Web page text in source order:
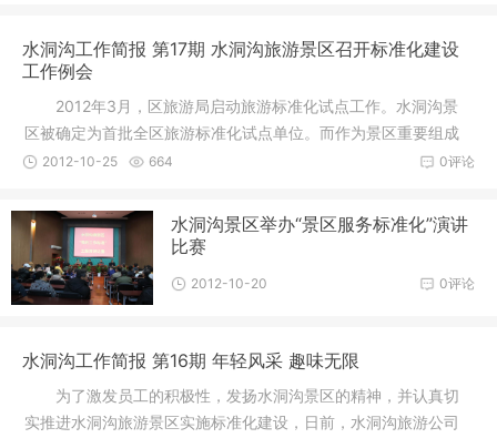
水洞沟工作简报 第17期 水洞沟旅游景区召开标准化建设
工作例会
2012年3月，区旅游局启动旅游标准化试点工作。水洞沟景
区被确定为首批全区旅游标准化试点单位。而作为景区重要组成
部分，水
0评论
2012-10-25 664
水洞沟景区举办“景区服务标准化”演讲
比赛
0评论
2012-10-20
水洞沟工作简报 第16期 年轻风采 趣味无限
为了激发员工的积极性，发扬水洞沟景区的精神，并认真切
实推进水洞沟旅游景区实施标准化建设，日前，水洞沟旅游公司